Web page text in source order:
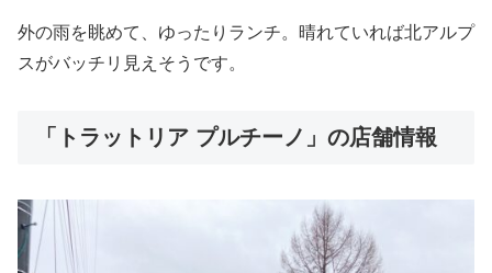
外の雨を眺めて、ゆったりランチ。晴れていれば北アルプ
スがバッチリ見えそうです。
「トラットリア プルチーノ」の店舗情報